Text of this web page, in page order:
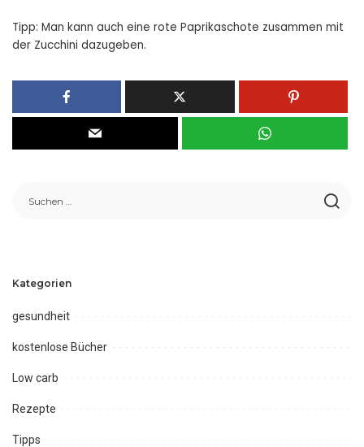
Tipp: Man kann auch eine rote Paprikaschote zusammen mit
der Zucchini dazugeben.
Kategorien
gesundheit
kostenlose Bücher
Low carb
Rezepte
Tipps